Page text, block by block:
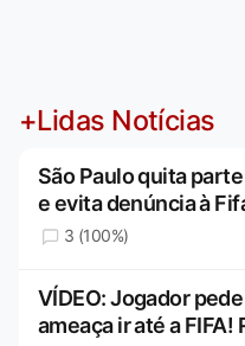
+Lidas Notícias
São Paulo quita
e evita denúncia à
3 (100%)
VÍDEO: Jogador
ameaça ir até a